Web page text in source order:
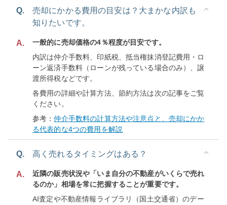
Q.
売却にかかる費用の目安は？大まかな内訳も
知りたいです。
A.
一般的に売却価格の4％程度が目安です。
内訳は仲介手数料、印紙税、抵当権抹消登記費用・ロ
ーン返済手数料（ローンが残っている場合のみ）、譲
渡所得税などです。
各費用の詳細や計算方法、節約方法は次の記事をご覧
ください。
参考：仲介手数料の計算方法や注意点と、売却にかか
る代表的な4つの費用を解説
Q. 高く売れるタイミングはある？
A.
近隣の販売状況や「いま自分の不動産がいくらで売れ
るのか」相場を常に把握することが重要です。
AI査定や不動産情報ライブラリ（国土交通省）のデー